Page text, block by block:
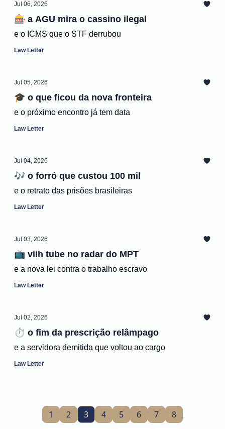
Jul 06, 2026
🎰 a AGU mira o cassino ilegal
e o ICMS que o STF derrubou
Law Letter
Jul 05, 2026
🎓 o que ficou da nova fronteira
e o próximo encontro já tem data
Law Letter
Jul 04, 2026
🎶 o forró que custou 100 mil
e o retrato das prisões brasileiras
Law Letter
Jul 03, 2026
📺 viih tube no radar do MPT
e a nova lei contra o trabalho escravo
Law Letter
Jul 02, 2026
⏱️ o fim da prescrição relâmpago
e a servidora demitida que voltou ao cargo
Law Letter
1 2 3 4 5 6 7 8